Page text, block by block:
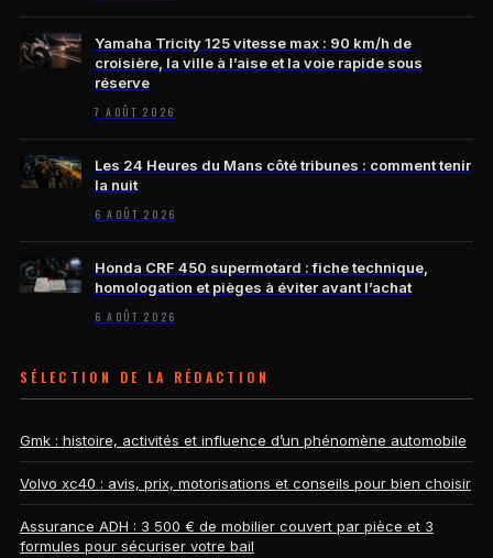
Yamaha Tricity 125 vitesse max : 90 km/h de
croisière, la ville à l’aise et la voie rapide sous
réserve
7 AOÛT 2026
Les 24 Heures du Mans côté tribunes : comment tenir
la nuit
6 AOÛT 2026
Honda CRF 450 supermotard : fiche technique,
homologation et pièges à éviter avant l’achat
6 AOÛT 2026
SÉLECTION DE LA RÉDACTION
Gmk : histoire, activités et influence d’un phénomène automobile
Volvo xc40 : avis, prix, motorisations et conseils pour bien choisir
Assurance ADH : 3 500 € de mobilier couvert par pièce et 3
formules pour sécuriser votre bail